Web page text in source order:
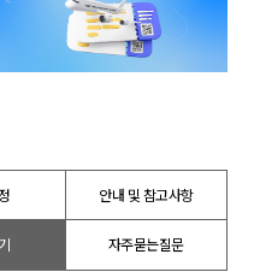
안내 및 참고사항
자주묻는질문